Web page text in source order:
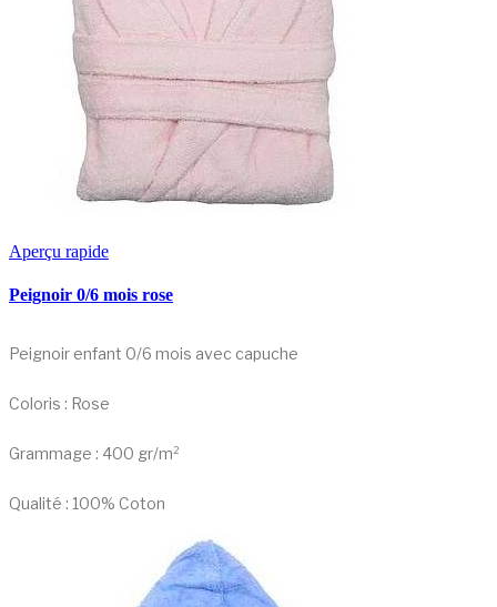
Aperçu rapide
Peignoir 0/6 mois rose
Peignoir enfant 0/6 mois avec capuche
Coloris : Rose
Grammage : 400 gr/m²
Qualité : 100% Coton